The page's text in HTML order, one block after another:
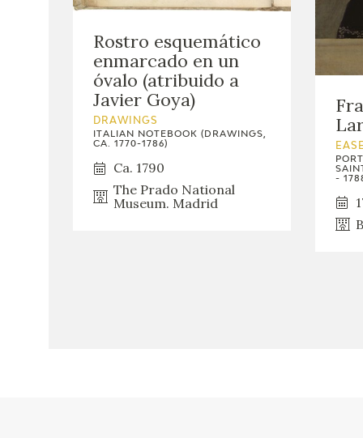
Rostro esquemático
enmarcado en un
óvalo (atribuido a
Javier Goya)
DRAWINGS
ITALIAN NOTEBOOK (DRAWINGS,
CA. 1770-1786)
Ca. 1790
The Prado National
Museum. Madrid
-